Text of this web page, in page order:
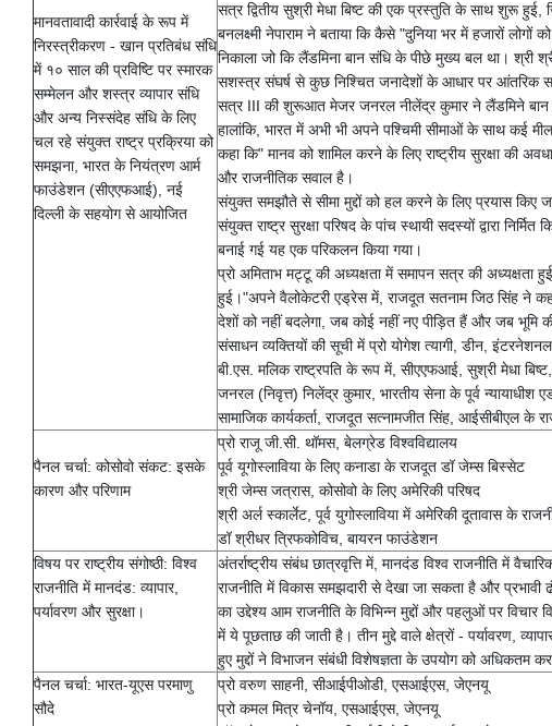
मानवतावादी कार्रवाई के रूप में
निरस्त्रीकरण - खान प्रतिबंध संधि
में १० साल की प्रविष्टि पर स्मारक
सम्मेलन और शस्त्र व्यापार संधि
और अन्य निस्संदेह संधि के लिए
चल रहे संयुक्त राष्ट्र प्रक्रिया को
समझना, भारत के नियंत्रण आर्म
फाउंडेशन (सीएएफआई), नई
दिल्ली के सहयोग से आयोजित
सत्र द्वितीय सुश्री मेधा बिष्ट की एक प्रस्तुति के साथ शुरू
बनलक्ष्मी नेपाराम ने बताया कि कैसे "दुनिया भर में हजारों लोगों
निकाला जो कि लैंडमिना बान संधि के पीछे मुख्य बल था। श्री
सशस्त्र संघर्ष से कुछ निश्चित जनादेशों के आधार पर आंतरिक
सत्र III की शुरूआत मेजर जनरल नीलेंद्र कुमार ने लैंडमिने बान
हालांकि, भारत में अभी भी अपने पश्चिमी सीमाओं के साथ कई
कहा कि" मानव को शामिल करने के लिए राष्ट्रीय सुरक्षा की
और राजनीतिक सवाल है।
संयुक्त समझौते से सीमा मुद्दों को हल करने के लिए प्रयास किए
संयुक्त राष्ट्र सुरक्षा परिषद के पांच स्थायी सदस्यों द्वारा
बनाई गई यह एक परिकलन किया गया।
प्रो अमिताभ मट्टू की अध्यक्षता में समापन सत्र की अध्यक्षता
हुई।"अपने वैलोकेटरी एड्रेस में, राजदूत सतनाम जिठ सिंह ने
देशों को नहीं बदलेगा, जब कोई नहीं नए पीड़ित हैं और जब भूमि
संसाधन व्यक्तियों की सूची में प्रो योगेश त्यागी, डीन,
बी.एस. मलिक राष्ट्रपति के रूप में, सीएएफआई, सुश्री मेधा
जनरल (निवृत्त) निलेंद्र कुमार, भारतीय सेना के पूर्व
सामाजिक कार्यकर्ता, राजदूत सत्नामजीत सिंह, आईसीबीएल के
पैनल चर्चा: कोसोवो संकट: इसके
कारण और परिणाम
प्रो राजू जी.सी. थॉमस, बेलग्रेड विश्वविद्यालय
पूर्व यूगोस्लाविया के लिए कनाडा के राजदूत डॉ जेम्स बिस्सेट
श्री जेम्स जत्रास, कोसोवो के लिए अमेरिकी परिषद
श्री अर्ल स्कार्लेट, पूर्व युगोस्लाविया में अमेरिकी दूतावास के
डॉ श्रीधर त्रिफकोविच, बायरन फाउंडेशन
विषय पर राष्ट्रीय संगोष्ठी: विश्व
राजनीति में मानदंड: व्यापार,
पर्यावरण और सुरक्षा।
अंतर्राष्ट्रीय संबंध छात्रवृत्ति में, मानदंड विश्व राजनीति में
राजनीति में विकास समझदारी से देखा जा सकता है और
का उद्देश्य आम राजनीति के विभिन्न मुद्दों और पहलुओं पर
में ये पूछताछ की जाती है। तीन मुद्दे वाले क्षेत्रों - पर्यावरण,
हुए मुद्दों ने विभाजन संबंधी विशेषज्ञता के उपयोग को अधिकतम
पैनल चर्चा: भारत-यूएस परमाणु
सौदे
प्रो वरुण साहनी, सीआईपीओडी, एसआईएस, जेएनयू
प्रो कमल मित्र चेनॉय, एसआईएस, जेएनयू